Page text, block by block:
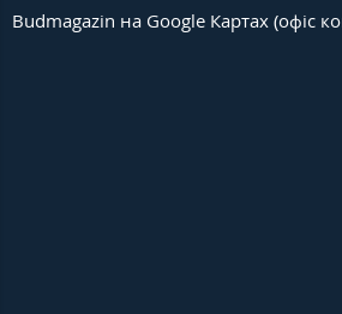
Budmagazin на Google Картах (офіс